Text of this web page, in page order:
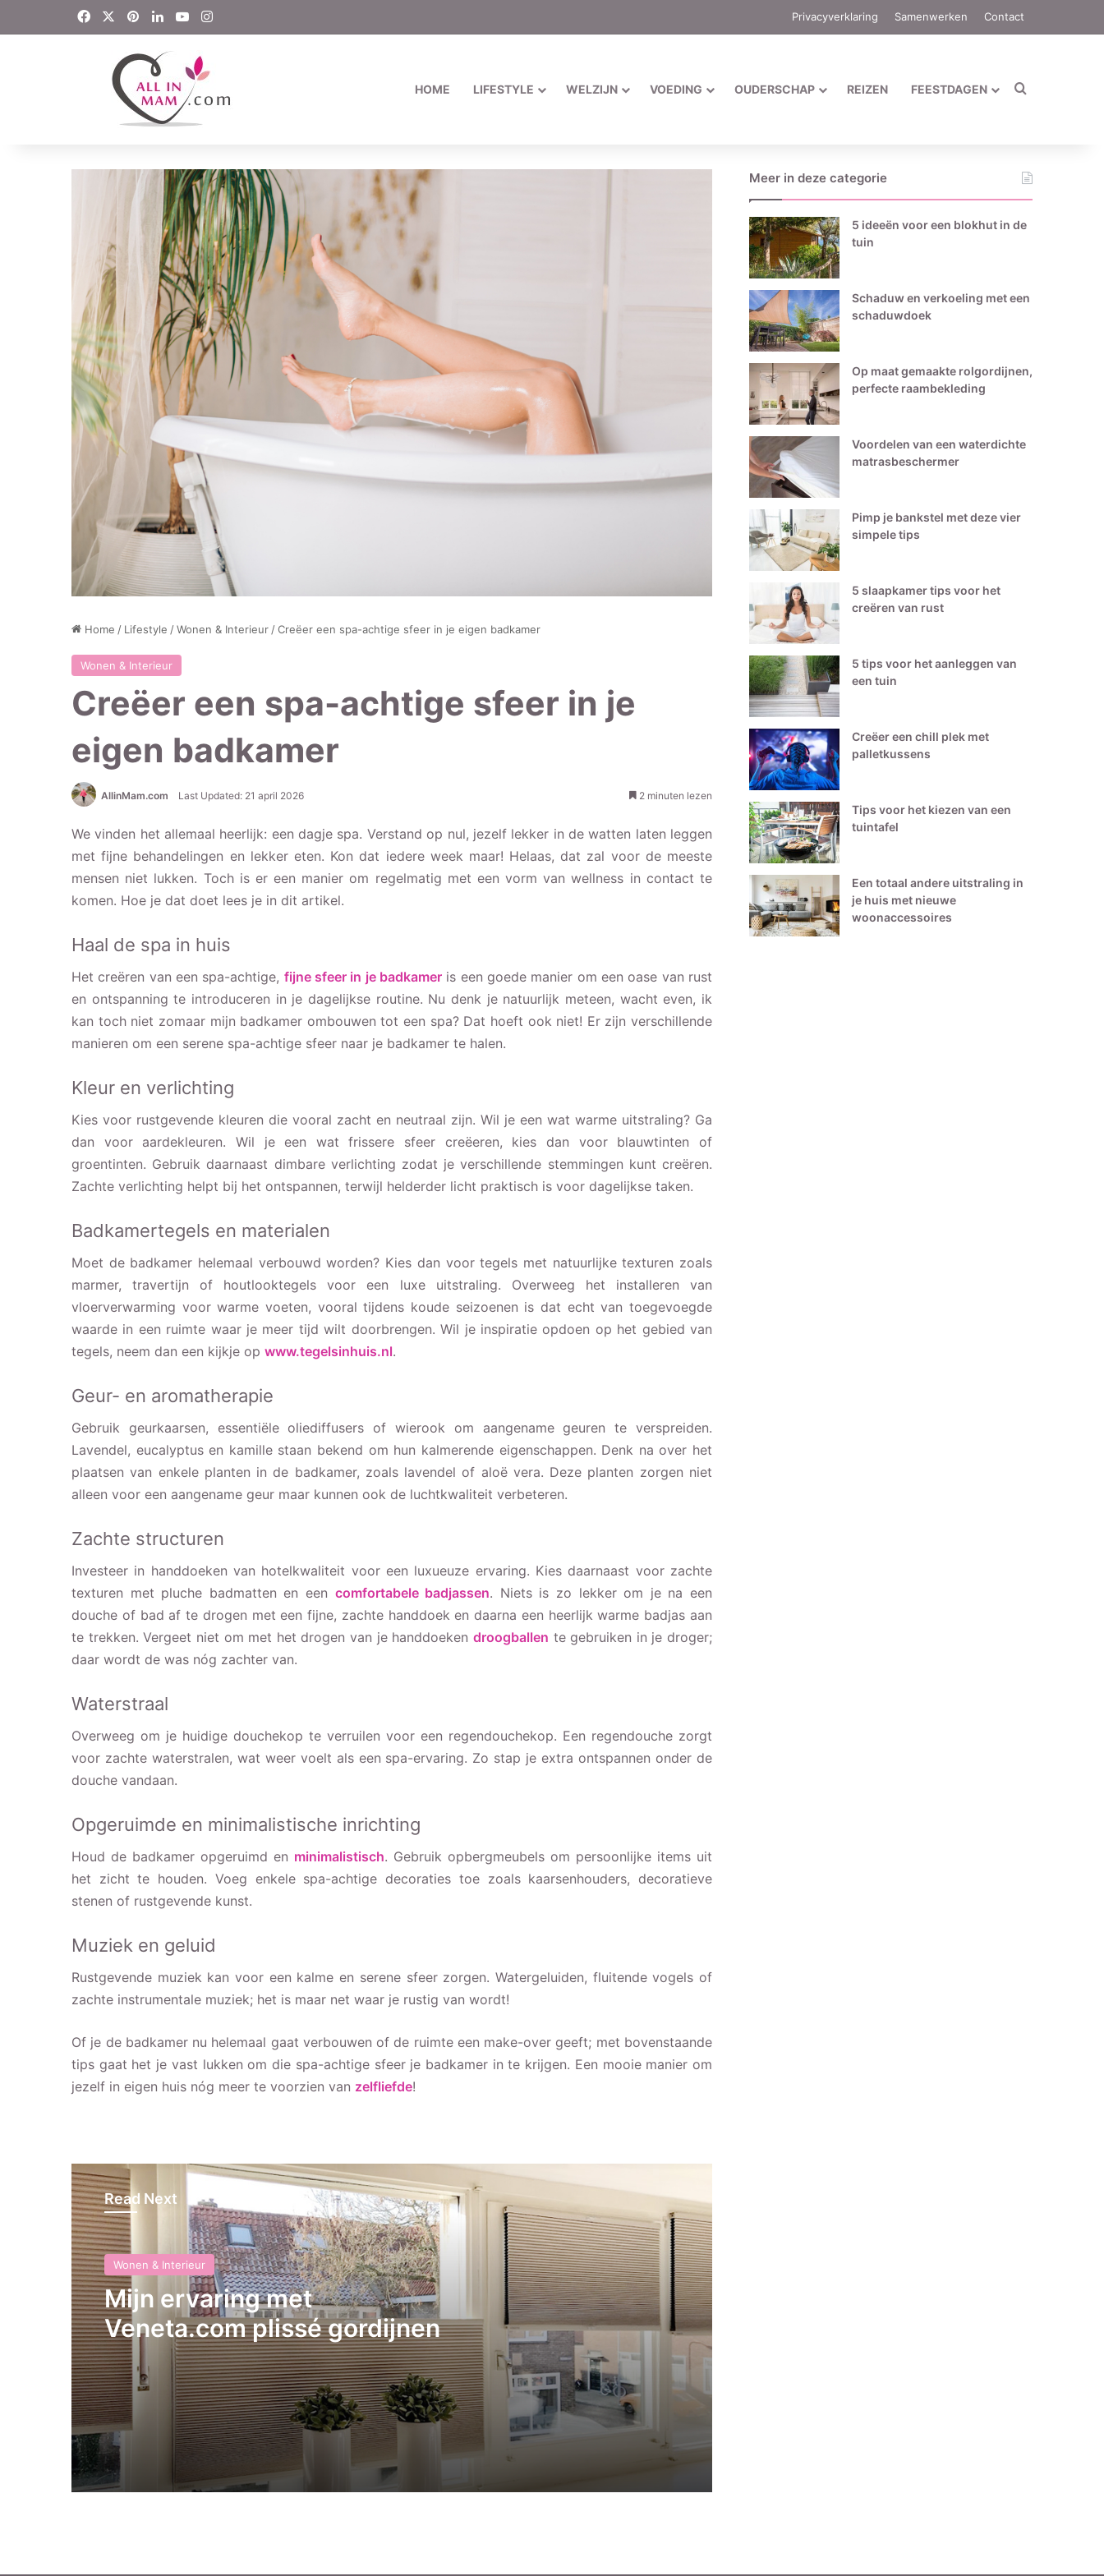
FacebookPinterestLinkedIn
YouTubeInstagram Privacyverklaring Samenwerken Contact
HOME LIFESTYLE WELZIJN VOEDING OUDERSCHAP REIZEN FEESTDAGEN Zoek naar
Home / Lifestyle /Wonen & Interieur/Creëer een spa-achtige sfeer in je eigen badkamer
Wonen & Interieur
Creëer een spa-achtige sfeer in je
eigen badkamer
AllinMam.com Last Updated: 21 april 2026 2 minuten lezen
We vinden het allemaal heerlijk: een dagje spa. Verstand op nul, jezelf lekker in de watten laten leggen
met fijne behandelingen en lekker eten. Kon dat iedere week maar! Helaas, dat zal voor de meeste
mensen niet lukken. Toch is er een manier om regelmatig met een vorm van wellness in contact te
komen. Hoe je dat doet lees je in dit artikel.
Haal de spa in huis
Het creëren van een spa-achtige, fijne sfeer in je badkamer is een goede manier om een oase van rust
en ontspanning te introduceren in je dagelijkse routine. Nu denk je natuurlijk meteen, wacht even, ik
kan toch niet zomaar mijn badkamer ombouwen tot een spa? Dat hoeft ook niet! Er zijn verschillende
manieren om een serene spa-achtige sfeer naar je badkamer te halen.
Kleur en verlichting
Kies voor rustgevende kleuren die vooral zacht en neutraal zijn. Wil je een wat warme uitstraling? Ga
dan voor aardekleuren. Wil je een wat frissere sfeer creëeren, kies dan voor blauwtinten of
groentinten. Gebruik daarnaast dimbare verlichting zodat je verschillende stemmingen kunt creëren.
Zachte verlichting helpt bij het ontspannen, terwijl helderder licht praktisch is voor dagelijkse taken.
Badkamertegels en materialen
Moet de badkamer helemaal verbouwd worden? Kies dan voor tegels met natuurlijke texturen zoals
marmer, travertijn of houtlooktegels voor een luxe uitstraling. Overweeg het installeren van
vloerverwarming voor warme voeten, vooral tijdens koude seizoenen is dat echt van toegevoegde
waarde in een ruimte waar je meer tijd wilt doorbrengen. Wil je inspiratie opdoen op het gebied van
tegels, neem dan een kijkje op www.tegelsinhuis.nl.
Geur- en aromatherapie
Gebruik geurkaarsen, essentiële oliediffusers of wierook om aangename geuren te verspreiden.
Lavendel, eucalyptus en kamille staan bekend om hun kalmerende eigenschappen. Denk na over het
plaatsen van enkele planten in de badkamer, zoals lavendel of aloë vera. Deze planten zorgen niet
alleen voor een aangename geur maar kunnen ook de luchtkwaliteit verbeteren.
Zachte structuren
Investeer in handdoeken van hotelkwaliteit voor een luxueuze ervaring. Kies daarnaast voor zachte
texturen met pluche badmatten en een comfortabele badjassen. Niets is zo lekker om je na een
douche of bad af te drogen met een fijne, zachte handdoek en daarna een heerlijk warme badjas aan
te trekken. Vergeet niet om met het drogen van je handdoeken droogballen te gebruiken in je droger;
daar wordt de was nóg zachter van.
Waterstraal
Overweeg om je huidige douchekop te verruilen voor een regendouchekop. Een regendouche zorgt
voor zachte waterstralen, wat weer voelt als een spa-ervaring. Zo stap je extra ontspannen onder de
douche vandaan.
Opgeruimde en minimalistische inrichting
Houd de badkamer opgeruimd en minimalistisch. Gebruik opbergmeubels om persoonlijke items uit
het zicht te houden. Voeg enkele spa-achtige decoraties toe zoals kaarsenhouders, decoratieve
stenen of rustgevende kunst.
Muziek en geluid
Rustgevende muziek kan voor een kalme en serene sfeer zorgen. Watergeluiden, fluitende vogels of
zachte instrumentale muziek; het is maar net waar je rustig van wordt!
Of je de badkamer nu helemaal gaat verbouwen of de ruimte een make-over geeft; met bovenstaande
tips gaat het je vast lukken om die spa-achtige sfeer je badkamer in te krijgen. Een mooie manier om
jezelf in eigen huis nóg meer te voorzien van zelfliefde!
Read Next
Wonen & Interieur
Mijn ervaring met
Veneta.com plissé gordijnen
Schaduw en verkoeling met een
schaduwdoek
5 ideeën voor een blokhut in de tuin
Waar zet je een waterontharder in huis
neer?
Tip voor de herfst en winter: een
gezellige sfeer in huis
Meer in deze categorie
5 ideeën voor een blokhut in de
tuin
Schaduw en verkoeling met een
schaduwdoek
Op maat gemaakte rolgordijnen,
perfecte raambekleding
Voordelen van een waterdichte
matrasbeschermer
Pimp je bankstel met deze vier
simpele tips
5 slaapkamer tips voor het
creëren van rust
5 tips voor het aanleggen van
een tuin
Creëer een chill plek met
palletkussens
Tips voor het kiezen van een
tuintafel
Een totaal andere uitstraling in
je huis met nieuwe
woonaccessoires